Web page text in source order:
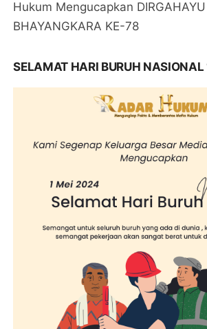
Hukum Mengucapkan DIRGAHAYU
BHAYANGKARA KE-78
SELAMAT HARI BURUH